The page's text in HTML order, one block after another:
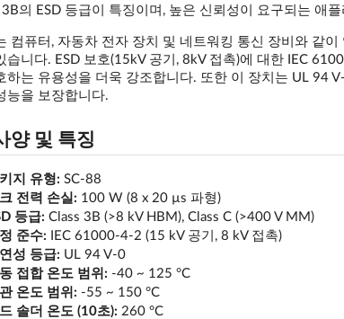
3B의 ESD 등급이 특징이며, 높은 신뢰성이 요구되는 애
컴퓨터, 자동차 전자 장치 및 네트워킹 통신 장비와 같
습니다. ESD 보호(15kV 공기, 8kV 접촉)에 대한 IEC
하는 유용성을 더욱 강조합니다. 또한 이 장치는 UL 94
능을 보장합니다.
양 및 특징
지 유형: SC-88
전력 손실: 100 W (8 x 20 µs 파형)
등급: Class 3B (>8 kV HBM), Class C (>400 V MM)
준수: IEC 61000-4-2 (15 kV 공기, 8 kV 접촉)
성 등급: UL 94 V-0
접합 온도 범위: -40 ~ 125 °C
온도 범위: -55 ~ 150 °C
솔더 온도 (10초): 260 °C